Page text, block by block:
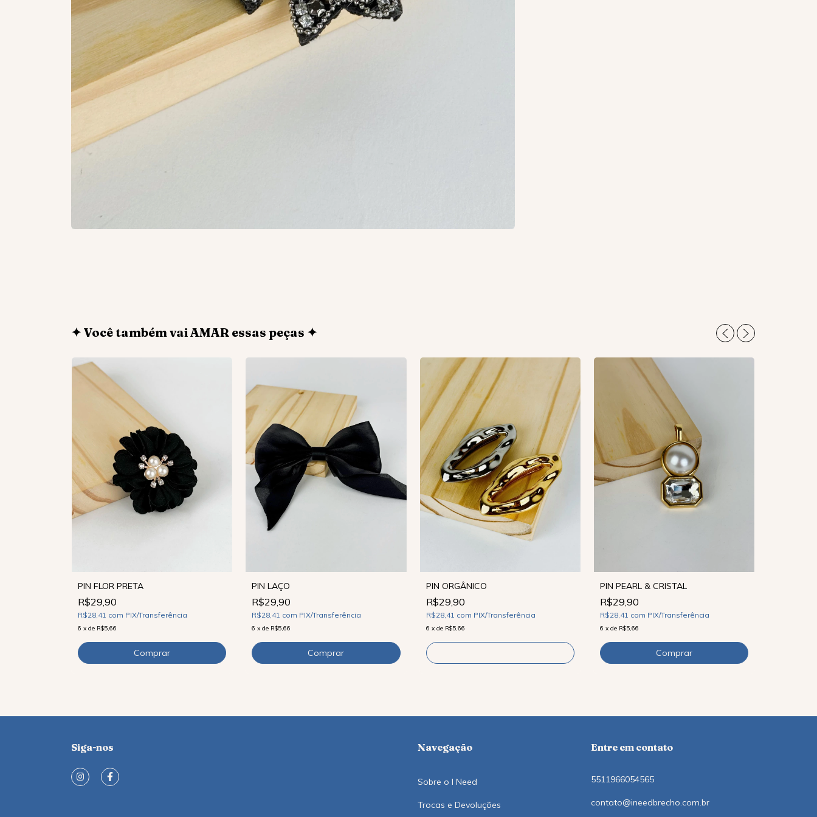
✦ Você também vai AMAR essas peças ✦
PIN FLOR PRETA
R$29,90
R$28,41 com PIX/Transferência
6 x de R$5,66
PIN LAÇO
R$29,90
R$28,41 com PIX/Transferência
6 xde R$5,66
PIN ORGÂNICO
R$29,90
R$28,41 com PIX/Transferência
6 x de R$5,66
PIN PEARL & CRISTAL
R$29,90
R$28,41 com PIX/Transferência
6 x de R$5,66
Siga-nos Navegação
Sobre o I Need
Trocas e Devoluções
Entre em contato
5511966054565
contato@ineedbrecho.com.br